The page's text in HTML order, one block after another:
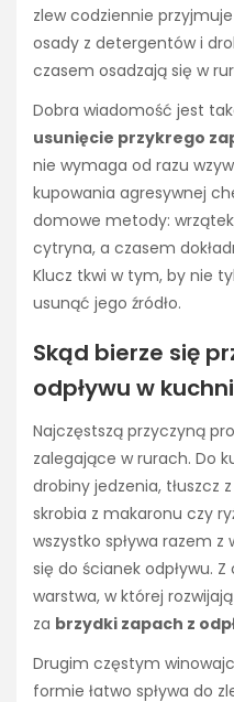
zlew codziennie
osady z detergentów i
czasem osadzają się w
Dobra wiadomość jest
usunięcie przykrego
nie wymaga od razu
kupowania agresywnej
domowe metody:
cytryna, a czasem
Klucz tkwi w tym, by nie
usunąć jego źródło.
Skąd bierze się
odpływu w kuchni
Najczęstszą przyczyną
zalegające w rurach. Do
drobiny jedzenia, tłuszcz
skrobia z makaronu czy
wszystko spływa razem
się do ścianek odpływu.
warstwa, w której
za brzydki zapach z
Drugim częstym
formie łatwo spływa do